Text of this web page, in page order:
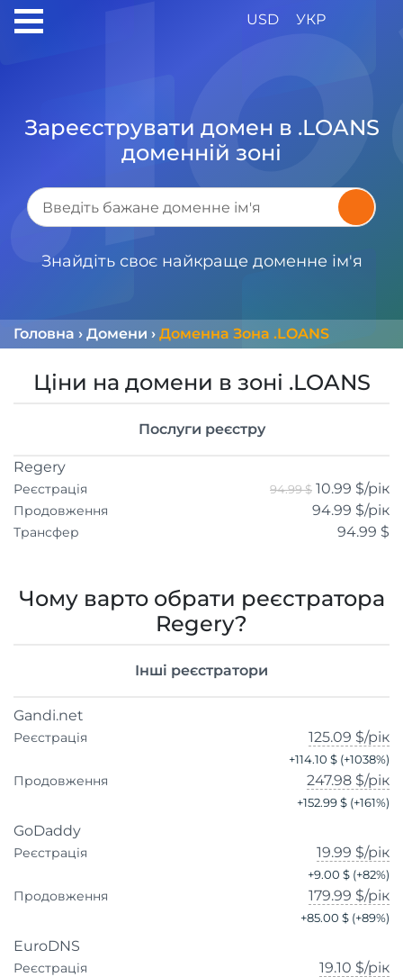
USD УКР
Зареєструвати домен в .LOANS
доменній зоні
Знайдіть своє найкраще доменне ім'я
Головна › Домени › Доменна Зона .LOANS
Ціни на домени в зоні .LOANS
Послуги реєстру
Regery
Реєстрація 94.99 $ 10.99 $/рік
Продовження 94.99 $/рік
Трансфер 94.99 $
Чому варто обрати реєстратора
Regery?
Інші реєстратори
Gandi.net
Реєстрація 125.09 $/рік
+114.10 $ (+1038%)
Продовження 247.98 $/рік
+152.99 $ (+161%)
GoDaddy
Реєстрація 19.99 $/рік
+9.00 $ (+82%)
Продовження 179.99 $/рік
+85.00 $ (+89%)
EuroDNS
Реєстрація 19.10 $/рік